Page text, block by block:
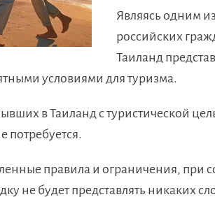
Являясь одним
российских
Таиланд
условиями для туризма.
в Таиланд с туристической
потребуется.
правила и ограничения, при
не будет представлять никаких